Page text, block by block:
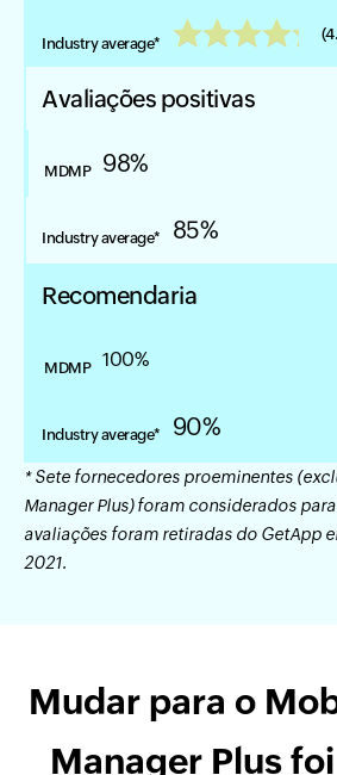
Avaliações positivas
98%
85%
Recomendaria
100%
90%
* Sete fornecedores proeminentes
Manager Plus) foram considerados
avaliações foram retiradas do GetApp
2021.
Mudar para o
Manager Plus